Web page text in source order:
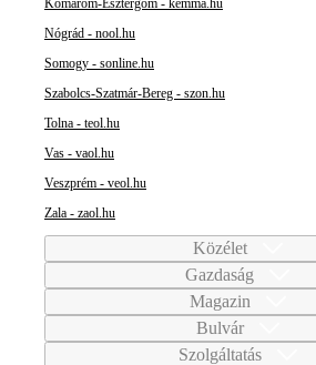
Nógrád - nool.hu
Somogy - sonline.hu
Szabolcs-Szatmár-Bereg - szon.hu
Tolna - teol.hu
Vas - vaol.hu
Veszprém - veol.hu
Zala - zaol.hu
Közélet
Gazdaság
Magazin
Bulvár
Szolgáltatás